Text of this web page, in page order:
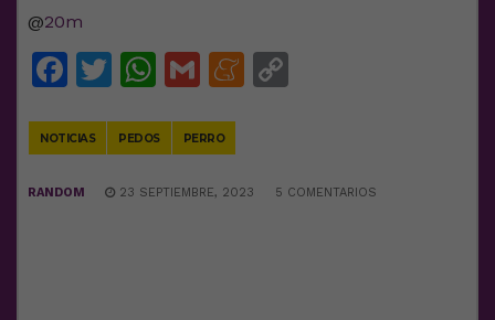
@20m
Facebook
Twitter
WhatsApp
GmailMeneame
NOTICIAS PEDOS PERRO
RANDOM 23 SEPTIEMBRE, 2023 5 COMENTARIOS